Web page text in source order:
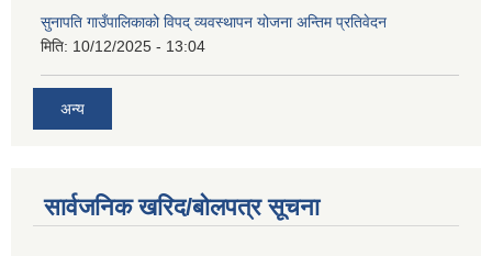
सुनापति गाउँपालिकाको विपद् व्यवस्थापन योजना अन्तिम प्रतिवेदन
मिति: 10/12/2025 - 13:04
अन्य
सार्वजनिक खरिद/बोलपत्र सूचना